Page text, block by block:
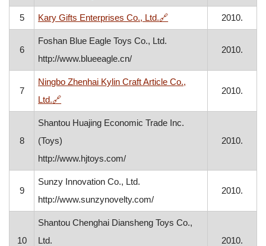
5 Kary Gifts Enterprises Co., Ltd.🔗, otvara se u novom
2010.
6
Foshan Blue Eagle Toys Co., Ltd.
http://www.blueeagle.cn/
2010.
7
Ningbo Zhenhai Kylin Craft Article Co.,
Ltd.🔗, otvara se u novom prozoru
2010.
8
Shantou Huajing Economic Trade Inc.
(Toys)
http://www.hjtoys.com/
2010.
9
Sunzy Innovation Co., Ltd.
http://www.sunzynovelty.com/
2010.
10
Shantou Chenghai Diansheng Toys Co.,
Ltd.
2010.